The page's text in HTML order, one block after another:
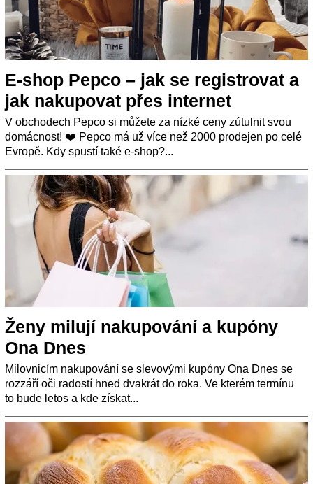
E-shop Pepco – jak se registrovat a
jak nakupovat přes internet
V obchodech Pepco si můžete za nízké ceny zútulnit svou
domácnost! ❤️ Pepco má už více než 2000 prodejen po celé
Evropě. Kdy spustí také e-shop?...
Ženy milují nakupování a kupóny
Ona Dnes
Milovnicím nakupování se slevovými kupóny Ona Dnes se
rozzáří oči radostí hned dvakrát do roka. Ve kterém termínu
to bude letos a kde získat...